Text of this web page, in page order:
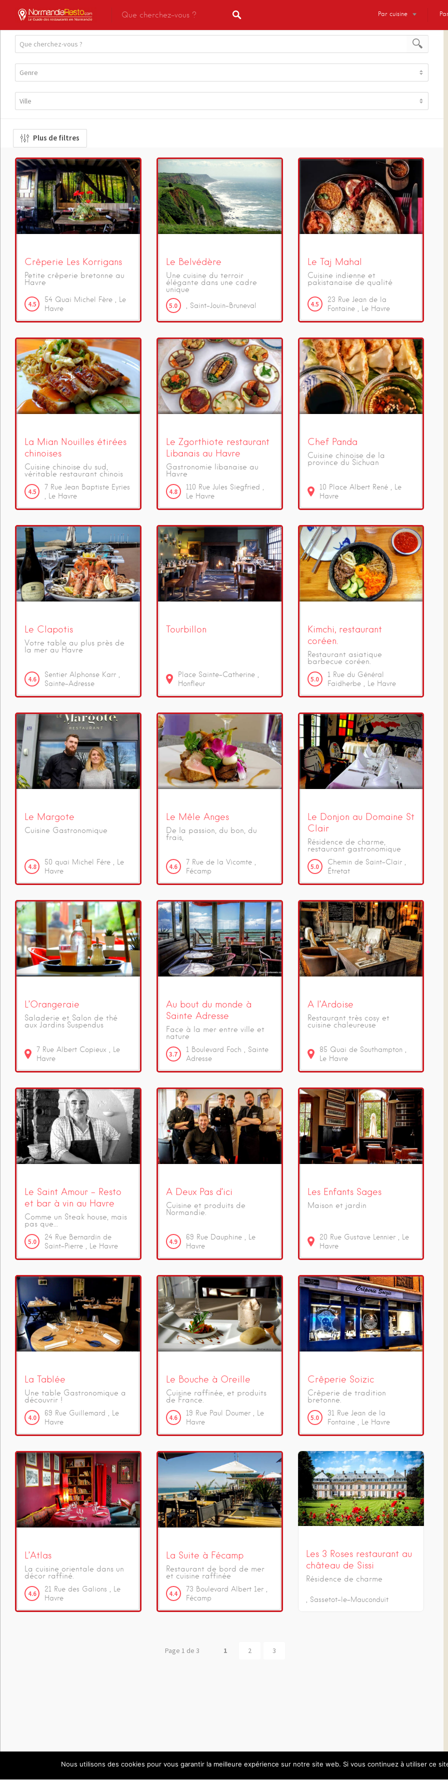
Par cuisine
Plus de filtres
Crêperie Les Korrigans
Petite crêperie bretonne au
Havre
4.5
54 Quai Michel Fère
Le
Havre
Le Belvédère
Une cuisine du terroir
élégante dans une cadre
unique
5.0 Saint-Jouin-Bruneval
Le Taj Mahal
Cuisine indienne et
pakistanaise de qualité
4.5
23 Rue Jean de la
Fontaine
Le Havre
La Mian Nouilles étirées
chinoises
Cuisine chinoise du sud,
véritable restaurant chinois
4.5
7 Rue Jean Baptiste Eyries
Le Havre
Le Zgorthiote restaurant
Libanais au Havre
Gastronomie libanaise au
Havre
4.8
110 Rue Jules Siegfried
Le Havre
Chef Panda
Cuisine chinoise de la
province du Sichuan
10 Place Albert René
Le
Havre
Le Clapotis
Votre table au plus près de
la mer au Havre
4.6
Sentier Alphonse Karr
Sainte-Adresse
Tourbillon
Place Sainte-Catherine
Honfleur
Kimchi, restaurant
coréen.
Restaurant asiatique
barbecue coréen.
5.0
1
Rue du Général
Faidherbe
Le Havre
Le Margote
Cuisine Gastronomique
4.8
50 quai Michel Fére
Le
Havre
Le Mêle Anges
De la passion, du bon, du
frais,
4.6
7 Rue de la Vicomte
Fécamp
Le Donjon au Domaine St
Clair
Résidence de charme,
restaurant gastronomique
5.0
Chemin de Saint-Clair
Étretat
L’Orangeraie
Saladerie et Salon de thé
aux Jardins Suspendus
7 Rue Albert Copieux
Le
Havre
Au bout du monde à
Sainte Adresse
Face à la mer entre ville et
nature
3.7
1 Boulevard Foch
Sainte
Adresse
A l’Ardoise
Restaurant très cosy et
cuisine chaleureuse
85 Quai de Southampton
Le Havre
Le Saint Amour – Resto
et bar à vin au Havre
Comme un Steak house, mais
pas que...
5.0
24 Rue Bernardin de
Saint-Pierre
Le Havre
A Deux Pas d’ici
Cuisine et produits de
Normandie.
4.9
69 Rue Dauphine
Le
Havre
Les Enfants Sages
Maison et jardin
20 Rue Gustave Lennier
Le
Havre
La Tablée
Une table Gastronomique a
découvrir !
4.0
69 Rue Guillemard
Le
Havre
Le Bouche à Oreille
Cuisine raffinée, et produits
de France.
4.6
19 Rue Paul Doumer
Le
Havre
Crêperie Soizic
Crêperie de tradition
bretonne.
5.0
31
Rue Jean de la
Fontaine
Le Havre
L’Atlas
La cuisine orientale dans un
décor raffiné.
4.6
21 Rue des Galions
Le
Havre
La Suite à Fécamp
Restaurant de bord de mer
et cuisine raffinée
4.4
73 Boulevard Albert 1er
Fécamp
Les 3 Roses restaurant au
château de Sissi
Résidence de charme
Sassetot-le-Mauconduit
Page 1 de 3 1 2 3
Nous utilisons des cookies pour vous garantir la meilleure expérience sur notre site web. Si vous continuez à utiliser ce